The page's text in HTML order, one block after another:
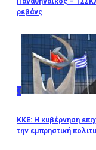
ρεβάνς
3
ΚΚΕ: Η κυβέρνηση
την εμπρηστική